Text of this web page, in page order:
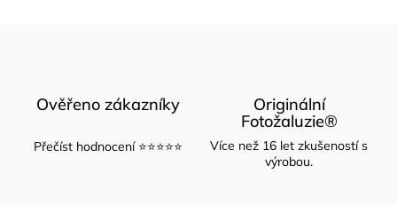
Ověřeno zákazníky
Přečíst hodnocení ⭐⭐⭐⭐⭐
Originální
Fotožaluzie®
Více než 16 let zkušeností s
výrobou.